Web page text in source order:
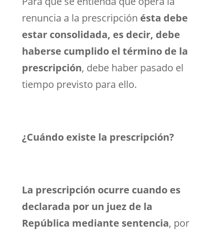
renuncia a la prescripción ésta debe
estar consolidada, es decir, debe
haberse cumplido el término de la
prescripción, debe haber pasado el
tiempo previsto para ello.
¿Cuándo existe la prescripción?
La prescripción ocurre cuando es
declarada por un juez de la
República mediante sentencia, por